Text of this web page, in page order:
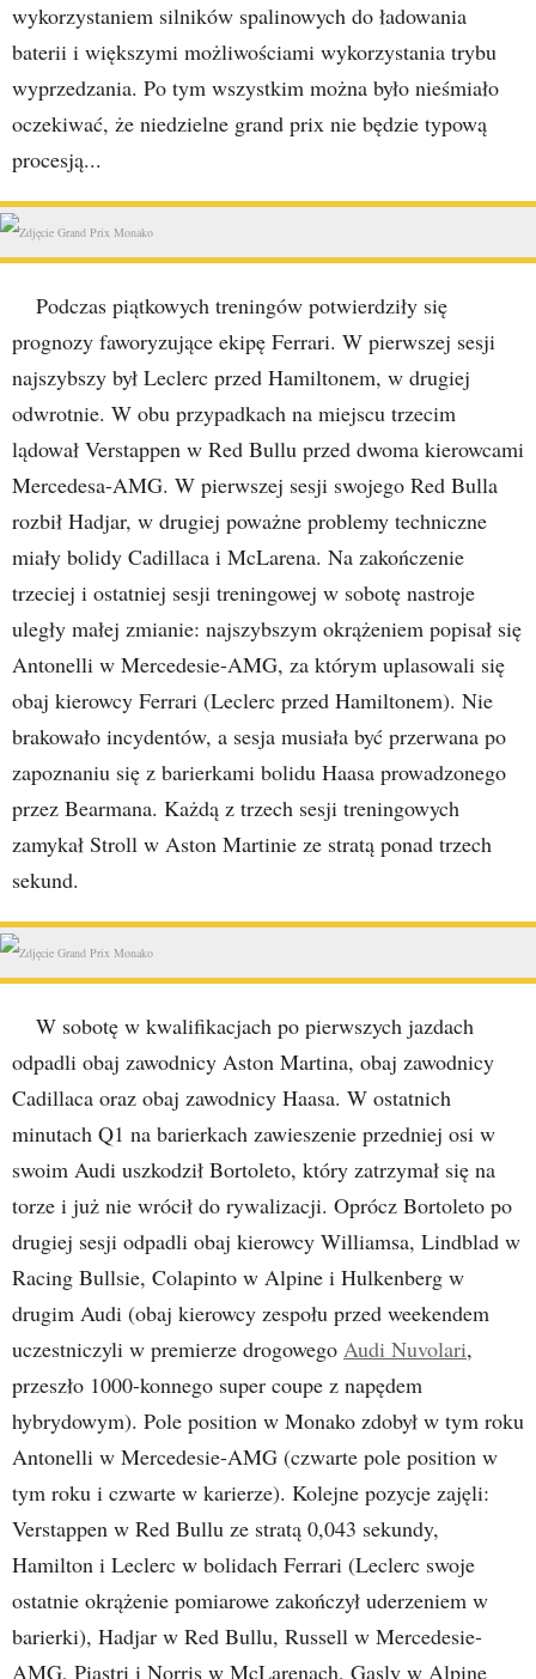
wykorzystaniem silników spalinowych do ładowania
baterii i większymi możliwościami wykorzystania trybu
wyprzedzania. Po tym wszystkim można było nieśmiało
oczekiwać, że niedzielne grand prix nie będzie typową
procesją...
Podczas piątkowych treningów potwierdziły się
prognozy faworyzujące ekipę Ferrari. W pierwszej sesji
najszybszy był Leclerc przed Hamiltonem, w drugiej
odwrotnie. W obu przypadkach na miejscu trzecim
lądował Verstappen w Red Bullu przed dwoma kierowcami
Mercedesa-AMG. W pierwszej sesji swojego Red Bulla
rozbił Hadjar, w drugiej poważne problemy techniczne
miały bolidy Cadillaca i McLarena. Na zakończenie
trzeciej i ostatniej sesji treningowej w sobotę nastroje
uległy małej zmianie: najszybszym okrążeniem popisał się
Antonelli w Mercedesie-AMG, za którym uplasowali się
obaj kierowcy Ferrari (Leclerc przed Hamiltonem). Nie
brakowało incydentów, a sesja musiała być przerwana po
zapoznaniu się z barierkami bolidu Haasa prowadzonego
przez Bearmana. Każdą z trzech sesji treningowych
zamykał Stroll w Aston Martinie ze stratą ponad trzech
sekund.
W sobotę w kwalifikacjach po pierwszych jazdach
odpadli obaj zawodnicy Aston Martina, obaj zawodnicy
Cadillaca oraz obaj zawodnicy Haasa. W ostatnich
minutach Q1 na barierkach zawieszenie przedniej osi w
swoim Audi uszkodził Bortoleto, który zatrzymał się na
torze i już nie wrócił do rywalizacji. Oprócz Bortoleto po
drugiej sesji odpadli obaj kierowcy Williamsa, Lindblad w
Racing Bullsie, Colapinto w Alpine i Hulkenberg w
drugim Audi (obaj kierowcy zespołu przed weekendem
uczestniczyli w premierze drogowego Audi Nuvolari,
przeszło 1000-konnego super coupe z napędem
hybrydowym). Pole position w Monako zdobył w tym roku
Antonelli w Mercedesie-AMG (czwarte pole position w
tym roku i czwarte w karierze). Kolejne pozycje zajęli:
Verstappen w Red Bullu ze stratą 0,043 sekundy,
Hamilton i Leclerc w bolidach Ferrari (Leclerc swoje
ostatnie okrążenie pomiarowe zakończył uderzeniem w
barierki), Hadjar w Red Bullu, Russell w Mercedesie-
AMG, Piastri i Norris w McLarenach, Gasly w Alpine